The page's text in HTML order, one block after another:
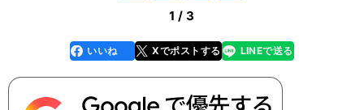
1 / 3
faceboo
k
いいね Xでポストする
line LINEで送る